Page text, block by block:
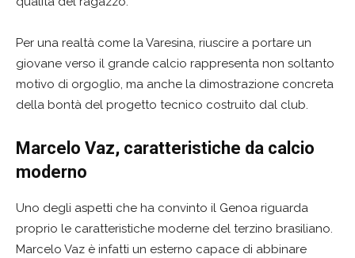
Per una realtà come la Varesina, riuscire a portare un
giovane verso il grande calcio rappresenta non soltanto
motivo di orgoglio, ma anche la dimostrazione concreta
della bontà del progetto tecnico costruito dal club.
Marcelo Vaz, caratteristiche da calcio
moderno
Uno degli aspetti che ha convinto il Genoa riguarda
proprio le caratteristiche moderne del terzino brasiliano.
Marcelo Vaz è infatti un esterno capace di abbinare